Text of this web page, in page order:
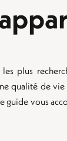
plus
de vie
guide vous